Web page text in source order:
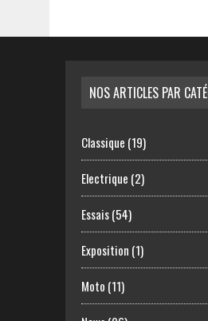
NOS ARTICLES PAR
Classique (19)
Electrique (2)
Essais(54)
Exposition (1)
Moto (11)